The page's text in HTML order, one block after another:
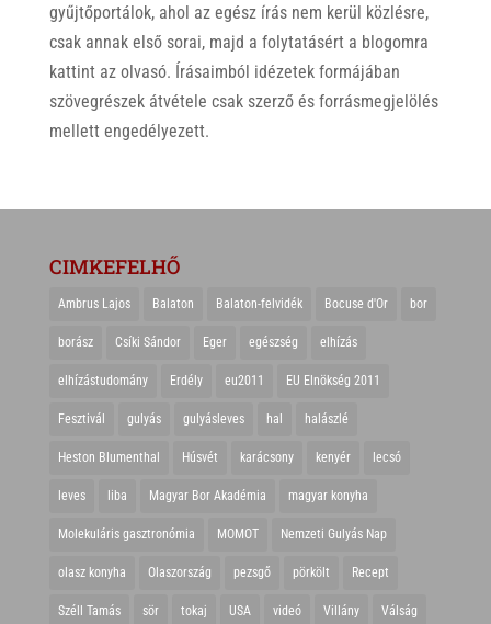
gyűjtőportálok, ahol az egész írás nem kerül közlésre,
csak annak első sorai, majd a folytatásért a blogomra
kattint az olvasó. Írásaimból idézetek formájában
szövegrészek átvétele csak szerző és forrásmegjelölés
mellett engedélyezett.
CIMKEFELHŐ
Ambrus Lajos Balaton Balaton-felvidék Bocuse d'Or bor
borász Csíki Sándor Eger egészség elhízás
elhízástudomány Erdély eu2011 EU Elnökség 2011
Fesztivál gulyás gulyásleves hal halászlé
Heston Blumenthal Húsvét karácsony kenyér lecsó
leves liba Magyar Bor Akadémia magyar konyha
Molekuláris gasztronómia MOMOT Nemzeti Gulyás Nap
olasz konyha Olaszország pezsgő pörkölt Recept
Széll Tamás sör tokaj USA videó Villány Válság